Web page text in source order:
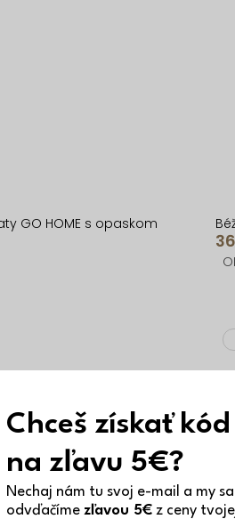
GO HOME s opaskom
Chceš získať kód
na zľavu 5€?
Nechaj nám tu svoj e-mail a my
odvďačíme zľavou 5€ z ceny